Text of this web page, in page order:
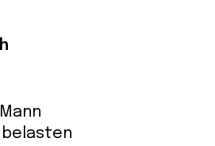
belasten